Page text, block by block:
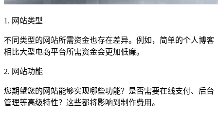
1. 网站类型
不同类型的网站所需资金也存在差异。例如，简单的个人博客
相比大型电商平台所需资金会更加低廉。
2. 网站功能
您期望您的网站能够实现哪些功能？是否需要在线支付、后台
管理等高级特性？这些都将影响到制作费用。